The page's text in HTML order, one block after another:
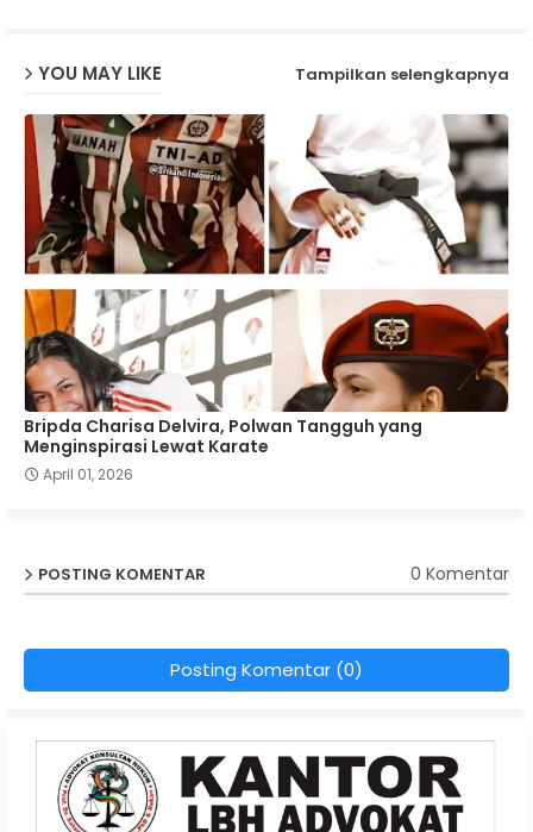
YOU MAY LIKE Tampilkan selengkapnya
Bripda Charisa Delvira, Polwan Tangguh yang
Menginspirasi Lewat Karate
April 01, 2026
POSTING KOMENTAR 0 Komentar
Posting Komentar (0)